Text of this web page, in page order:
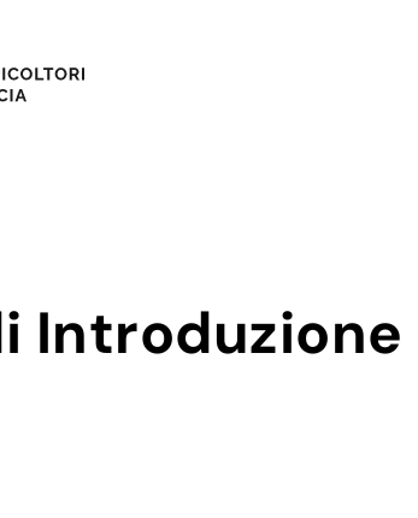
Introduzione